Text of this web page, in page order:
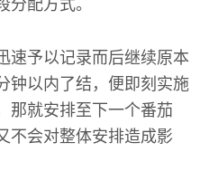
分配方式。
速予以记录而后继续原本
钟以内了结，便即刻实施
那就安排至下一个番茄
不会对整体安排造成影